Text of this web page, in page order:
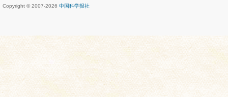
Copyright © 2007-2026 中国科学报社